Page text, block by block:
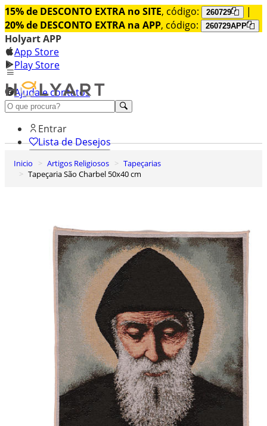
15% de DESCONTO EXTRA no SITE, código: 260729
|
20% de DESCONTO EXTRA na APP, código: 260729APP
Holyart APP
App Store
Play Store
Ajuda e contatos
Conheça premium
Entrar
Lista de Desejos
0
Carrinho de Compras
Inicio Artigos Religiosos
Tapeçarias
Tapeçaria São Charbel 50x40 cm